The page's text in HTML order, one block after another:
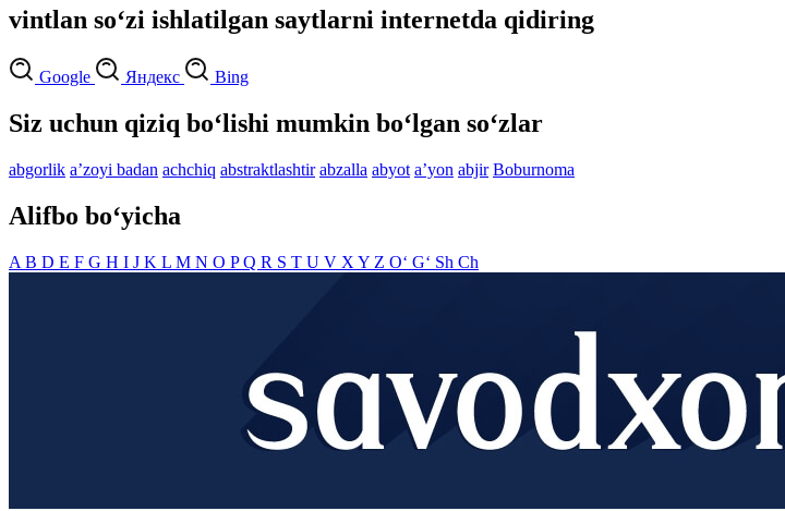
vintlan so‘zi ishlatilgan saytlarni internetda qidiring
Google Яндекс Bing
Siz uchun qiziq bo‘lishi mumkin bo‘lgan so‘zlar
abgorlik aʼzoyi badan achchiq abstraktlashtir abzalla abyot aʼyon abjir Boburnoma
Alifbo bo‘yicha
A B D E F G H I J K L M N O PQ R S T U V X Y Z O‘ G‘ Sh Ch